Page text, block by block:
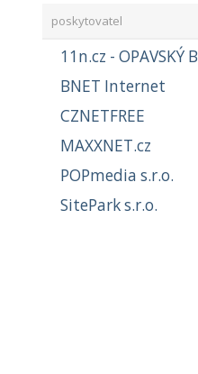
poskytovatel
11n.cz - OPAVSKÝ
BNET Internet
CZNETFREE
MAXXNET.cz
POPmedia s.r.o.
SitePark s.r.o.